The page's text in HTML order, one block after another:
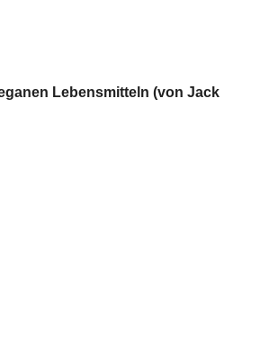
Lebensmitteln (von Jack